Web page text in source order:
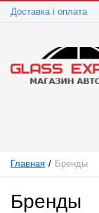
Доставка і оплата
Главная Бренды
Бренды